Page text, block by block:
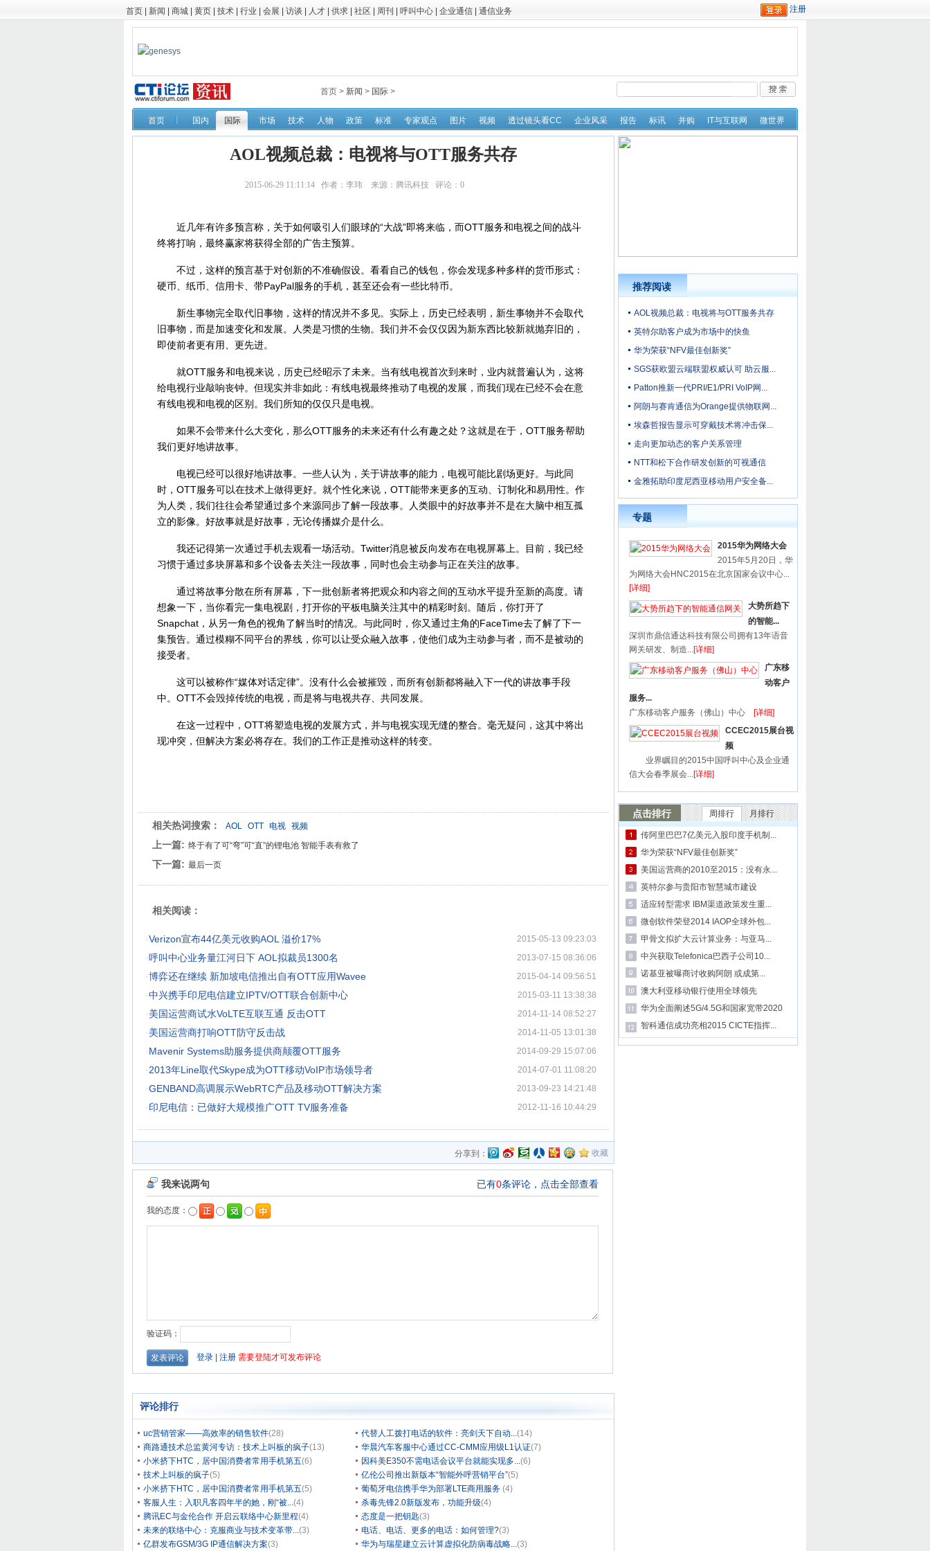
首页 新闻 商城 黄页 技术 行业 会展 访谈 人才 供求 社区 周刊 呼叫中心 企业通信 通信业务
首页 > 新闻 > 国际 >
首页 国内 国际 市场 技术 人物 政策 标准 专家观点 图片 视频 透过镜头看CC 企业风采 报告 标讯 并购 IT与互联网 微世界
AOL视频总裁：电视将与OTT服务共存
2015-06-29 11:11:14 作者：李玮 来源：腾讯科技 评论： 0
近几年有许多预言称，关于如何吸引人们眼球的“大战”即将来临，而OTT服务和电视之间的战斗
终将打响，最终赢家将获得全部的广告主预算。
不过，这样的预言基于对创新的不准确假设。看看自己的钱包，你会发现多种多样的货币形式：
硬币、纸币、信用卡、带PayPal服务的手机，甚至还会有一些比特币。
新生事物完全取代旧事物，这样的情况并不多见。实际上，历史已经表明，新生事物并不会取代
旧事物，而是加速变化和发展。人类是习惯的生物。我们并不会仅仅因为新东西比较新就抛弃旧的，
即使前者更有用、更先进。
就OTT服务和电视来说，历史已经昭示了未来。当有线电视首次到来时，业内就普遍认为，这将
给电视行业敲响丧钟。但现实并非如此：有线电视最终推动了电视的发展，而我们现在已经不会在意
有线电视和电视的区别。我们所知的仅仅只是电视。
如果不会带来什么大变化，那么OTT服务的未来还有什么有趣之处？这就是在于，OTT服务帮助
我们更好地讲故事。
电视已经可以很好地讲故事。一些人认为，关于讲故事的能力，电视可能比剧场更好。与此同
时，OTT服务可以在技术上做得更好。就个性化来说，OTT能带来更多的互动、订制化和易用性。作
为人类，我们往往会希望通过多个来源同步了解一段故事。人类眼中的好故事并不是在大脑中相互孤
立的影像。好故事就是好故事，无论传播媒介是什么。
我还记得第一次通过手机去观看一场活动。Twitter消息被反向发布在电视屏幕上。目前，我已经
习惯于通过多块屏幕和多个设备去关注一段故事，同时也会主动参与正在关注的故事。
通过将故事分散在所有屏幕，下一批创新者将把观众和内容之间的互动水平提升至新的高度。请
想象一下，当你看完一集电视剧，打开你的平板电脑关注其中的精彩时刻。随后，你打开了
Snapchat，从另一角色的视角了解当时的情况。与此同时，你又通过主角的FaceTime去了解了下一
集预告。通过模糊不同平台的界线，你可以让受众融入故事，使他们成为主动参与者，而不是被动的
接受者。
这可以被称作“媒体对话定律”。没有什么会被摧毁，而所有创新都将融入下一代的讲故事手段
中。OTT不会毁掉传统的电视，而是将与电视共存、共同发展。
在这一过程中，OTT将塑造电视的发展方式，并与电视实现无缝的整合。毫无疑问，这其中将出
现冲突，但解决方案必将存在。我们的工作正是推动这样的转变。
相关热词搜索： AOL OTT 电视 视频
上一篇: 终于有了可“弯”可“直”的锂电池 智能手表有救了
下一篇: 最后一页
相关阅读：
·Verizon宣布44亿美元收购AOL 溢价17% 2015-05-13 09:23:03
·呼叫中心业务量江河日下 AOL拟裁员1300名 2013-07-15 08:36:06
·博弈还在继续 新加坡电信推出自有OTT应用Wavee 2015-04-14 09:56:51
·中兴携手印尼电信建立IPTV/OTT联合创新中心 2015-03-11 13:38:38
·美国运营商试水VoLTE互联互通 反击OTT 2014-11-14 08:52:27
·美国运营商打响OTT防守反击战 2014-11-05 13:01:38
·Mavenir Systems助服务提供商颠覆OTT服务 2014-09-29 15:07:06
·2013年Line取代Skype成为OTT移动VoIP市场领导者 2014-07-01 11:08:20
·GENBAND高调展示WebRTC产品及移动OTT解决方案 2013-09-23 14:21:48
·印尼电信：已做好大规模推广OTT TV服务准备 2012-11-16 10:44:29
分享到： 收藏
评论排行
uc营销管家——高效率的销售软件(28) 代替人工拨打电话的软件：亮剑天下自动...(14)
商路通技术总监黄河专访：技术上叫板的疯子(13) 华晨汽车客服中心通过CC-CMM应用级L1认证(7)
小米挤下HTC，居中国消费者常用手机第五(6) 因科美E350不需电话会议平台就能实现多...(6)
技术上叫板的疯子(5) 亿伦公司推出新版本“智能外呼营销平台”(5)
小米挤下HTC，居中国消费者常用手机第五(5) 葡萄牙电信携手华为部署LTE商用服务 (4)
客服人生：入职凡客四年半的她，刚“被...(4) 杀毒先锋2.0新版发布，功能升级(4)
腾讯EC与金伦合作 开启云联络中心新里程(4) 态度是一把钥匙(3)
未来的联络中心：克服商业与技术变革带...(3) 电话、电话、更多的电话：如何管理?(3)
亿群发布GSM/3G IP通信解决方案(3) 华为与瑞星建立云计算虚拟化防病毒战略...(3)
推荐阅读
AOL视频总裁：电视将与OTT服务共存
英特尔助客户成为市场中的快鱼
华为荣获“NFV最佳创新奖”
SGS获欧盟云端联盟权威认可 助云服...
Patton推新一代PRI/E1/PRI VoIP网...
阿朗与赛肯通信为Orange提供物联网...
埃森哲报告显示可穿戴技术将冲击保...
走向更加动态的客户关系管理
NTT和松下合作研发创新的可视通信
金雅拓助印度尼西亚移动用户安全备...
专题
2015华为网络大会
2015年5月20日，华
为网络大会HNC2015在北京国家会议中心...
[详细]
大势所趋下
的智能...
深圳市鼎信通达科技有限公司拥有13年语音
网关研发、制造...[详细]
广东移
动客户
服务...
广东移动客户服务（佛山）中心 [详细]
CCEC2015展台视
频
业界瞩目的2015中国呼叫中心及企业通
信大会春季展会...[详细]
点击排行 周排行 月排行
传阿里巴巴7亿美元入股印度手机制...
华为荣获“NFV最佳创新奖”
美国运营商的2010至2015：没有永...
英特尔参与贵阳市智慧城市建设
适应转型需求 IBM渠道政策发生重...
微创软件荣登2014 IAOP全球外包...
甲骨文拟扩大云计算业务：与亚马...
中兴获取Telefonica巴西子公司10...
诺基亚被曝商讨收购阿朗 或成第...
澳大利亚移动银行使用全球领先
华为全面阐述5G/4.5G和国家宽带2020
智科通信成功亮相2015 CICTE指挥...